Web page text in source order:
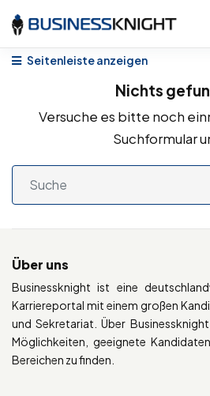
Seitenleiste anzeigen
Nichts
Versuche es bitte noch
Suchformular
Über uns
Businessknight ist eine
Karriereportal mit einem großen
und Sekretariat. Über
Möglichkeiten, geeignete
Bereichen zu finden.